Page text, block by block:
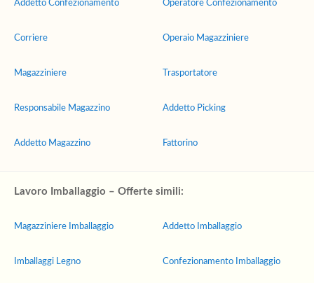
Addetto Confezionamento
Corriere
Magazziniere
Responsabile Magazzino
Addetto Magazzino
Operatore Confezionamento
Operaio Magazziniere
Trasportatore
Addetto Picking
Fattorino
Lavoro Imballaggio – Offerte simili:
Magazziniere Imballaggio
Imballaggi Legno
Addetto Imballaggio
Confezionamento Imballaggio